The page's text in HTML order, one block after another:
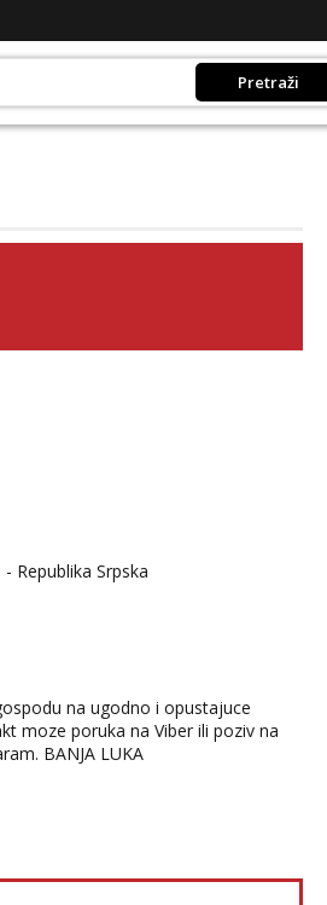
Pretraži
Republika Srpska
na ugodno i opustajuce
moze poruka na Viber ili poziv na
BANJA LUKA